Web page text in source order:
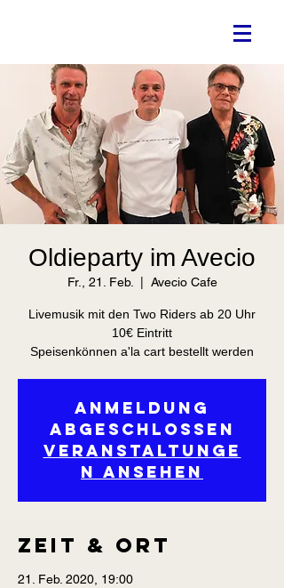
Oldieparty im Avecio
Fr., 21. Feb. Avecio Cafe
Livemusik mit den Two Riders ab 20 Uhr
10€ Eintritt
Speisenkönnen a'la cart bestellt werden
Anmeldung
abgeschlossen
Veranstaltunge
n ansehen
Zeit & Ort
21. Feb. 2020, 19:00